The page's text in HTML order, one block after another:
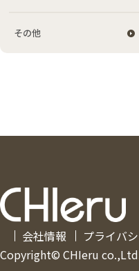
その他
会社情報
プライバ
Copyright© CHIeru